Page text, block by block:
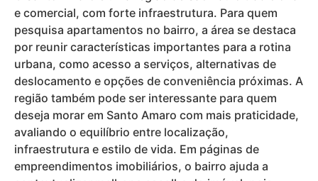
e comercial, com forte infraestrutura. Para quem
pesquisa apartamentos no bairro, a área se destaca
por reunir características importantes para a rotina
urbana, como acesso a serviços, alternativas de
deslocamento e opções de conveniência próximas. A
região também pode ser interessante para quem
deseja morar em Santo Amaro com mais praticidade,
avaliando o equilíbrio entre localização,
infraestrutura e estilo de vida. Em páginas de
empreendimentos imobiliários, o bairro ajuda a